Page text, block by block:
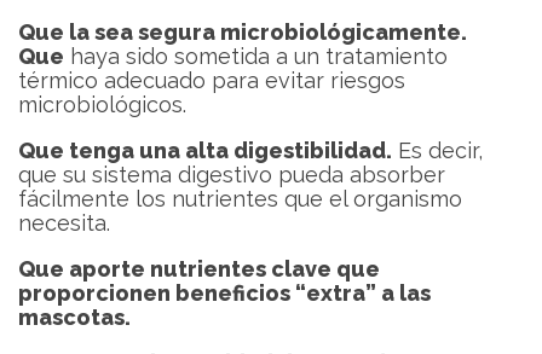
Que la sea segura microbiológicamente.
Que haya sido sometida a un tratamiento
térmico adecuado para evitar riesgos
microbiológicos.
Que tenga una alta digestibilidad. Es decir,
que su sistema digestivo pueda absorber
fácilmente los nutrientes que el organismo
necesita.
Que aporte nutrientes clave que
proporcionen beneficios “extra” a las
mascotas.